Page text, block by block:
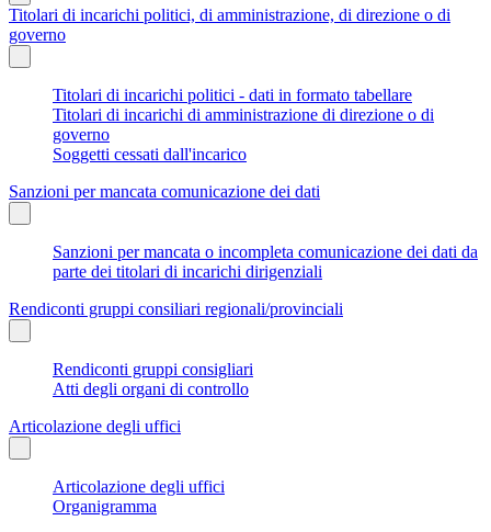
Titolari di incarichi politici, di amministrazione, di direzione o di
governo
Titolari di incarichi politici - dati in formato tabellare
Titolari di incarichi di amministrazione di direzione o di
governo
Soggetti cessati dall'incarico
Sanzioni per mancata comunicazione dei dati
Sanzioni per mancata o incompleta comunicazione dei dati da
parte dei titolari di incarichi dirigenziali
Rendiconti gruppi consiliari regionali/provinciali
Rendiconti gruppi consigliari
Atti degli organi di controllo
Articolazione degli uffici
Articolazione degli uffici
Organigramma